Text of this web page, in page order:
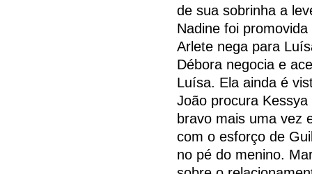
de sua sobrinha a
Nadine foi
Arlete nega para
Débora negocia e
Luísa. Ela ainda é
João procura
bravo mais uma vez
com o esforço de
no pé do menino.